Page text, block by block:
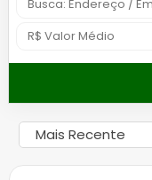
Mais Recente